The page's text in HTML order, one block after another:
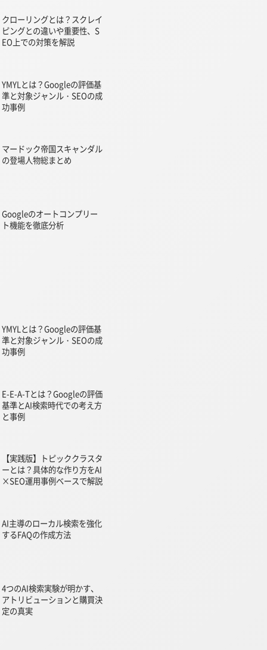
クローリングとは？スクレイ
ピングとの違いや重要性、S
EO上での対策を解説
YMYLとは？Googleの評価基
準と対象ジャンル・SEOの成
功事例
マードック帝国スキャンダル
の登場人物総まとめ
Googleのオートコンプリー
ト機能を徹底分析
YMYLとは？Googleの評価基
準と対象ジャンル・SEOの成
功事例
E-E-A-Tとは？Googleの評価
基準とAI検索時代での考え方
と事例
【実践版】トピッククラスタ
ーとは？具体的な作り方をAI
×SEO運用事例ベースで解説
AI主導のローカル検索を強化
するFAQの作成方法
4つのAI検索実験が明かす、
アトリビューションと購買決
定の真実